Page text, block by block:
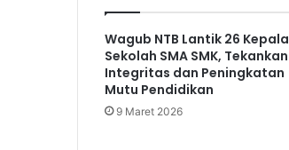
Wagub NTB Lantik 26 Kepala
Sekolah SMA SMK, Tekankan
Integritas dan Peningkatan
Mutu Pendidikan
9 Maret 2026